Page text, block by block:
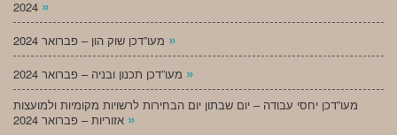
»
»
»
מעו”דכן יחסי עבודה – יום שבתון יום הבחירות לרשויות מקומיות ולמועצות
»